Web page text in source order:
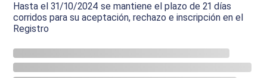
Hasta el 31/10/2024 se mantiene el plazo de 21 días
corridos para su aceptación, rechazo e inscripción en el
Registro